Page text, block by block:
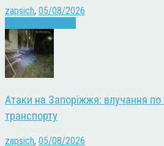
zapsich, 05/08/2026
Атаки на Запоріжжя: влучання по
транспорту
zapsich, 05/08/2026